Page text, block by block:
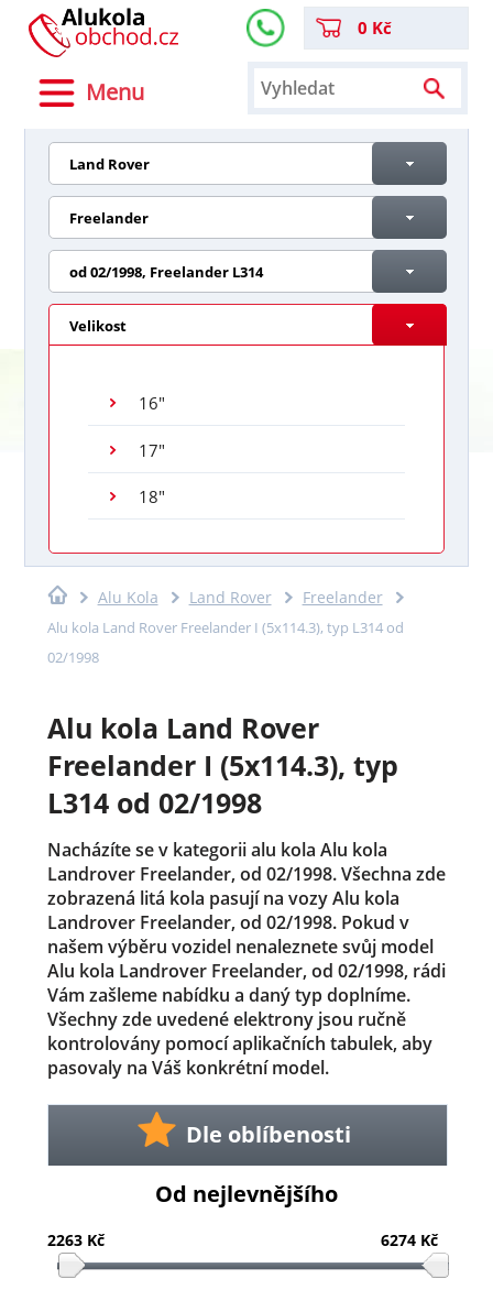
Menu
0 Kč
Land Rover
Freelander
od 02/1998, Freelander L314
Velikost
16"
17"
18"
Alu Kola Land Rover Freelander
Alu kola Land Rover Freelander I (5x114.3), typ L314 od
02/1998
Alu kola Land Rover
Freelander I (5x114.3), typ
L314 od 02/1998
Nacházíte se v kategorii alu kola Alu kola
Landrover Freelander, od 02/1998. Všechna zde
zobrazená litá kola pasují na vozy Alu kola
Landrover Freelander, od 02/1998. Pokud v
našem výběru vozidel nenaleznete svůj model
Alu kola Landrover Freelander, od 02/1998, rádi
Vám zašleme nabídku a daný typ doplníme.
Všechny zde uvedené elektrony jsou ručně
kontrolovány pomocí aplikačních tabulek, aby
pasovaly na Váš konkrétní model.
Dle oblíbenosti
Od nejlevnějšího
2263 Kč 6274 Kč